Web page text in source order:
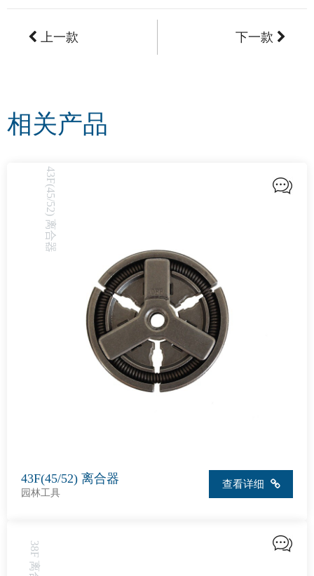
上一款 下一款
相关产品
43F(45/52) 离合器
43F(45/52) 离合器
园林工具
查看详细